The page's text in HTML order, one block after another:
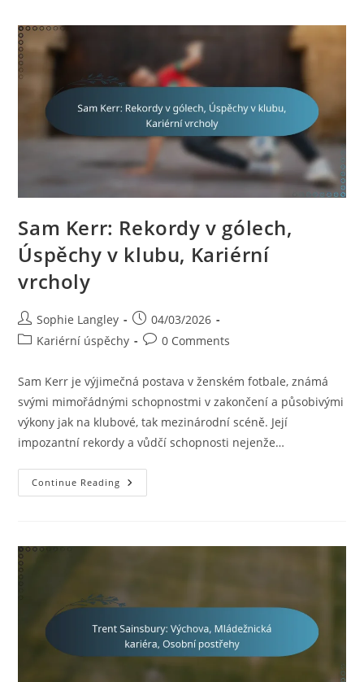
Sam Kerr: Rekordy v gólech,
Úspěchy v klubu, Kariérní
vrcholy
Post
author:
Sophie Langley
Post
published:
04/03/2026
PostKariérní úspěchy
Post0 Comments
Sam Kerr je výjimečná postava v ženském fotbale, známá
svými mimořádnými schopnostmi v zakončení a působivými
výkony jak na klubové, tak mezinárodní scéně. Její
impozantní rekordy a vůdčí schopnosti nejenže…
Continue Reading Sam
Kerr:
V